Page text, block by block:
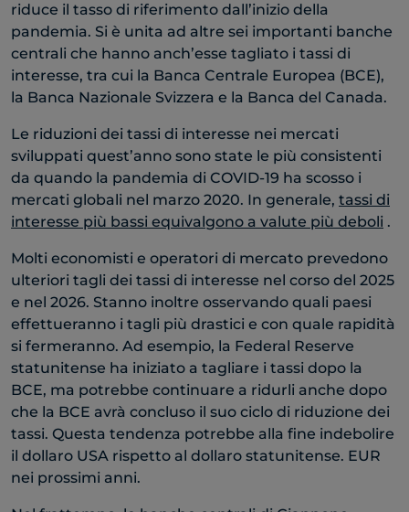
riduce il tasso di riferimento dall’inizio della
pandemia. Si è unita ad altre sei importanti banche
centrali che hanno anch’esse tagliato i tassi di
interesse, tra cui la Banca Centrale Europea (BCE),
la Banca Nazionale Svizzera e la Banca del Canada.
Le riduzioni dei tassi di interesse nei mercati
sviluppati quest’anno sono state le più consistenti
da quando la pandemia di COVID-19 ha scosso i
mercati globali nel marzo 2020. In generale, tassi di
interesse più bassi equivalgono a valute più deboli .
Molti economisti e operatori di mercato prevedono
ulteriori tagli dei tassi di interesse nel corso del 2025
e nel 2026. Stanno inoltre osservando quali paesi
effettueranno i tagli più drastici e con quale rapidità
si fermeranno. Ad esempio, la Federal Reserve
statunitense ha iniziato a tagliare i tassi dopo la
BCE, ma potrebbe continuare a ridurli anche dopo
che la BCE avrà concluso il suo ciclo di riduzione dei
tassi. Questa tendenza potrebbe alla fine indebolire
il dollaro USA rispetto al dollaro statunitense. EUR
nei prossimi anni.